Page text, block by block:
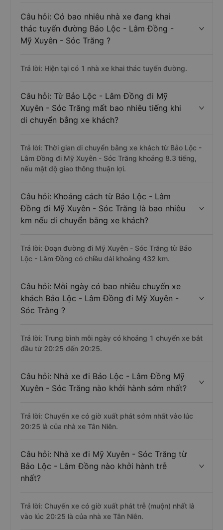
Câu hỏi: Có bao nhiêu nhà xe đang khai
thác tuyến đường Bảo Lộc - Lâm Đồng -
Mỹ Xuyên - Sóc Trăng ?
Trả lời: Hiện tại có 1 nhà xe khai thác tuyến đường.
Câu hỏi: Từ Bảo Lộc - Lâm Đồng đi Mỹ
Xuyên - Sóc Trăng mất bao nhiêu tiếng khi
di chuyển bằng xe khách?
Trả lời: Thời gian di chuyển bằng xe khách từ Bảo Lộc -
Lâm Đồng đi Mỹ Xuyên - Sóc Trăng khoảng 8.3 tiếng,
nếu mật độ giao thông thuận lợi.
Câu hỏi: Khoảng cách từ Bảo Lộc - Lâm
Đồng đi Mỹ Xuyên - Sóc Trăng là bao nhiêu
km nếu di chuyển bằng xe khách?
Trả lời: Đoạn đường đi Mỹ Xuyên - Sóc Trăng từ Bảo
Lộc - Lâm Đồng có chiều dài khoảng 432 km.
Câu hỏi: Mỗi ngày có bao nhiêu chuyến xe
khách Bảo Lộc - Lâm Đồng đi Mỹ Xuyên -
Sóc Trăng ?
Trả lời: Trung bình mỗi ngày có khoảng 1 chuyến xe bắt
đầu từ 20:25 đến 20:25.
Câu hỏi: Nhà xe đi Bảo Lộc - Lâm Đồng Mỹ
Xuyên - Sóc Trăng nào khởi hành sớm nhất?
Trả lời: Chuyến xe có giờ xuất phát sớm nhất vào lúc
20:25 là của nhà xe Tân Niên.
Câu hỏi: Nhà xe đi Mỹ Xuyên - Sóc Trăng từ
Bảo Lộc - Lâm Đồng nào khởi hành trễ
nhất?
Trả lời: Chuyến xe có giờ xuất phát trễ (muộn) nhất là
vào lúc 20:25 là của nhà xe Tân Niên.